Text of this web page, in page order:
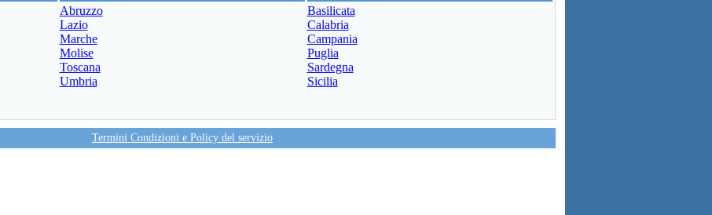
Abruzzo
Lazio
Marche
Molise
Toscana
Umbria
Basilicata
Calabria
Campania
Puglia
Sardegna
Sicilia
Termini Condizioni e Policy del servizio